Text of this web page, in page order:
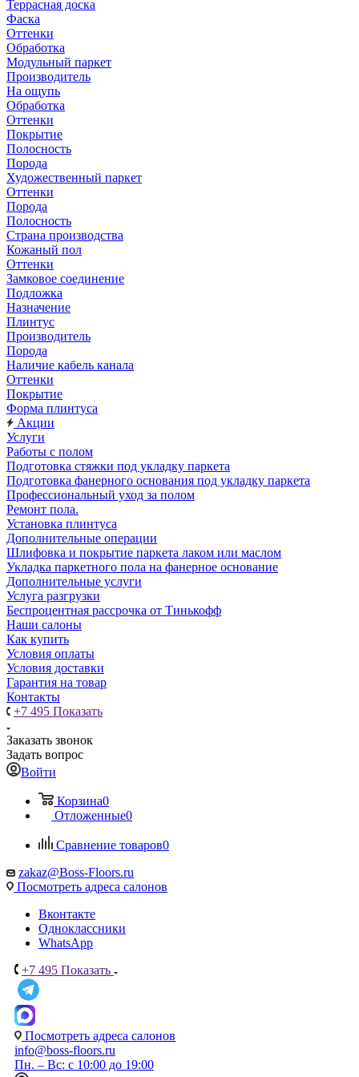
Террасная доска
Фаска
Оттенки
Обработка
Модульный паркет
Производитель
На ощупь
Обработка
Оттенки
Покрытие
Полосность
Порода
Художественный паркет
Оттенки
Порода
Полосность
Страна производства
Кожаный пол
Оттенки
Замковое соединение
Подложка
Назначение
Плинтус
Производитель
Порода
Наличие кабель канала
Оттенки
Покрытие
Форма плинтуса
Акции
Услуги
Работы с полом
Подготовка стяжки под укладку паркета
Подготовка фанерного основания под укладку паркета
Профессиональный уход за полом
Ремонт пола.
Установка плинтуса
Дополнительные операции
Шлифовка и покрытие паркета лаком или маслом
Укладка паркетного пола на фанерное основание
Дополнительные услуги
Услуга разгрузки
Беспроцентная рассрочка от Тинькофф
Наши салоны
Как купить
Условия оплаты
Условия доставки
Гарантия на товар
Контакты
+7 495 Показать
Заказать звонок
Задать вопрос
Войти
Корзина0
Отложенные0
Сравнение товаров0
zakaz@Boss-Floors.ru
Посмотреть адреса салонов
Вконтакте
Одноклассники
WhatsApp
+7 495 Показать
Посмотреть адреса салонов
info@boss-floors.ru
Пн. – Вс: с 10:00 до 19:00